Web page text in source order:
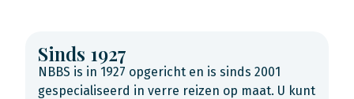
Sinds 1927
NBBS is in 1927 opgericht en is sinds 2001
gespecialiseerd in verre reizen op maat. U kunt